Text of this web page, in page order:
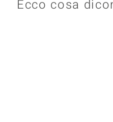
Ecco cosa